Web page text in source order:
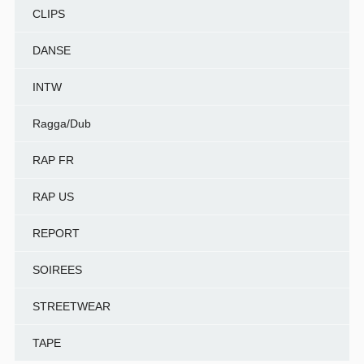
CLIPS
DANSE
INTW
Ragga/Dub
RAP FR
RAP US
REPORT
SOIREES
STREETWEAR
TAPE